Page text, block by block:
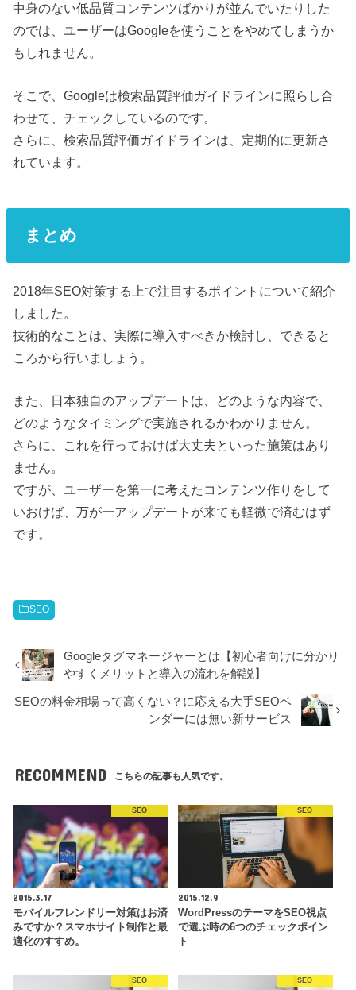
中身のない低品質コンテンツばかりが並んでいたりした
のでは、ユーザーはGoogleを使うことをやめてしまうか
もしれません。
そこで、Googleは検索品質評価ガイドラインに照らし合
わせて、チェックしているのです。
さらに、検索品質評価ガイドラインは、定期的に更新さ
れています。
まとめ
2018年SEO対策する上で注目するポイントについて紹介
しました。
技術的なことは、実際に導入すべきか検討し、できると
ころから行いましょう。
また、日本独自のアップデートは、どのような内容で、
どのようなタイミングで実施されるかわかりません。
さらに、これを行っておけば大丈夫といった施策はあり
ません。
ですが、ユーザーを第一に考えたコンテンツ作りをして
いおけば、万が一アップデートが来ても軽微で済むはず
です。
SEO
Googleタグマネージャーとは【初心者向けに分かり
やすくメリットと導入の流れを解説】
SEOの料金相場って高くない？に応える大手SEOベ
ンダーには無い新サービス
RECOMMEND こちらの記事も人気です。
SEO
2015.3.17
モバイルフレンドリー対策はお済
みですか？スマホサイト制作と最
適化のすすめ。
SEO
2015.12.9
WordPressのテーマをSEO視点
で選ぶ時の6つのチェックポイン
ト
SEO SEO